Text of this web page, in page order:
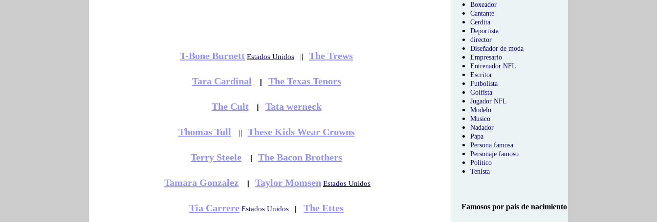
T-Bone Burnett Estados Unidos || The Trews
Tara Cardinal || The Texas Tenors
The Cult || Tata werneck
Thomas Tull || These Kids Wear Crowns
Terry Steele || The Bacon Brothers
Tamara Gonzalez || Taylor Momsen Estados Unidos
Tia Carrere Estados Unidos || The Ettes
Boxeador
Cantante
Cerdita
Deportista
director
Diseñador de moda
Empresario
Entrenador NFL
Escritor
Futbolista
Golfista
Jugador NFL
Modelo
Musico
Nadador
Papa
Persona famosa
Personaje famoso
Politico
Tenista
Famosos por pais de nacimiento